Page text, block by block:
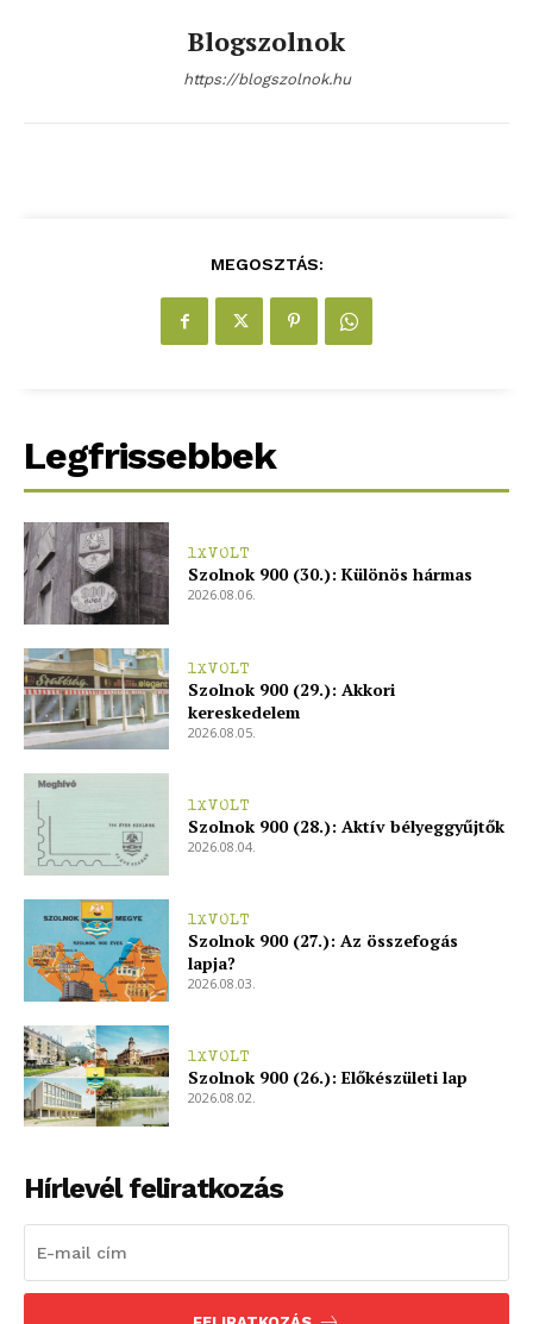
Adatkezelési tájékoztató
Hirdetés
Blogszolnok
https://blogszolnok.hu
MEGOSZTÁS:
Legfrissebbek
1XVOLT
Szolnok 900 (30.): Különös hármas
2026.08.06.
1XVOLT
Szolnok 900 (29.): Akkori
kereskedelem
2026.08.05.
1XVOLT
Szolnok 900 (28.): Aktív bélyeggyűjtők
2026.08.04.
1XVOLT
Szolnok 900 (27.): Az összefogás
lapja?
2026.08.03.
1XVOLT
Szolnok 900 (26.): Előkészületi lap
2026.08.02.
Hírlevél feliratkozás